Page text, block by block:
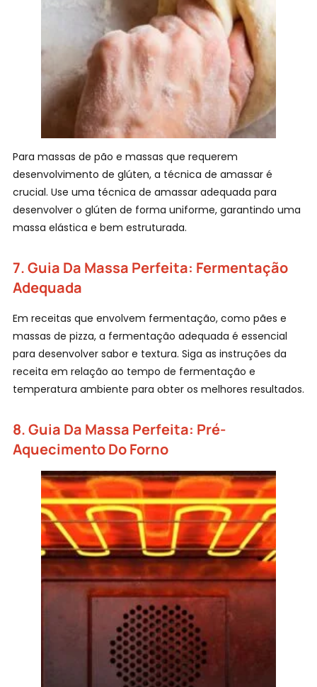
Para massas de pão e massas que requerem
desenvolvimento de glúten, a técnica de amassar é
crucial. Use uma técnica de amassar adequada para
desenvolver o glúten de forma uniforme, garantindo uma
massa elástica e bem estruturada.
7.Guia Da Massa Perfeita: Fermentação
Adequada
Em receitas que envolvem fermentação, como pães e
massas de pizza, a fermentação adequada é essencial
para desenvolver sabor e textura. Siga as instruções da
receita em relação ao tempo de fermentação e
temperatura ambiente para obter os melhores resultados.
8.Guia Da Massa Perfeita: Pré-
Aquecimento Do Forno